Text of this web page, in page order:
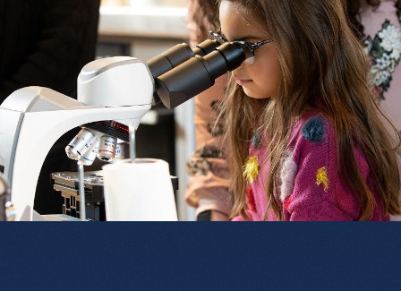
Infos pratiques
Qui sommes nous ?
Partenaires
Projets
Jobs
RESERVATIONS